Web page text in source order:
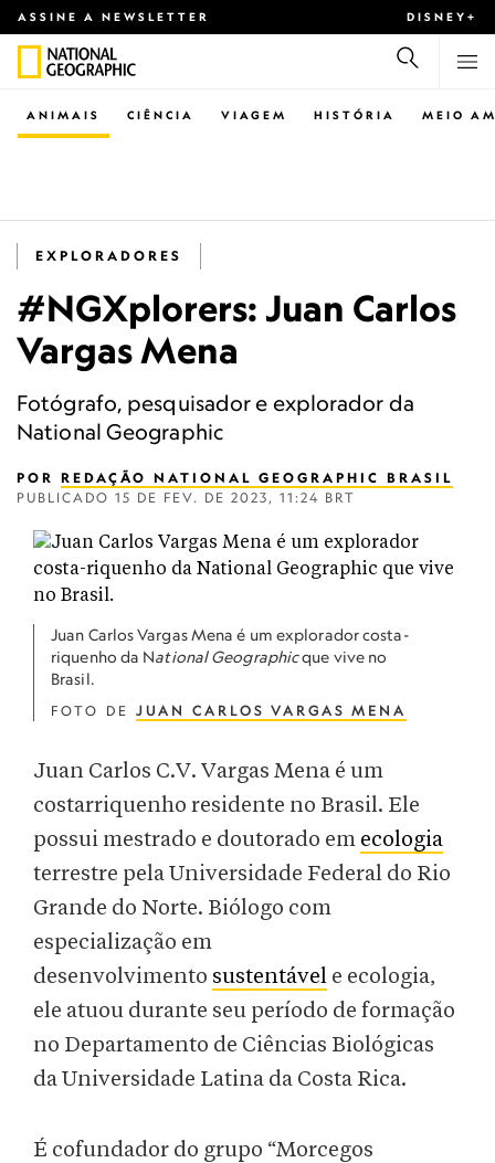
ASSINE A NEWSLETTER DISNEY+
CIÊNCIA VIAGEM
ANIMAIS HISTÓRIA MEIO
EXPLORADORES
#NGXplorers: Juan Carlos
Vargas Mena
Fotógrafo, pesquisador e explorador da
National Geographic
POR REDAÇÃO NATIONAL GEOGRAPHIC BRASIL
PUBLICADO 15 DE FEV. DE 2023, 11:24 BRT
Juan Carlos Vargas Mena é um explorador costa-
riquenho da National Geographicque vive no
Brasil.
FOTO DE JUAN CARLOS VARGAS MENA
Juan Carlos C.V. Vargas Mena é um
costarriquenho residente no Brasil. Ele
possui mestrado e doutorado em ecologia
terrestre pela Universidade Federal do Rio
Grande do Norte. Biólogo com
especialização em
desenvolvimento sustentável e ecologia,
ele atuou durante seu período de formação
no Departamento de Ciências Biológicas
da Universidade Latina da Costa Rica.
É cofundador do grupo “Morcegos